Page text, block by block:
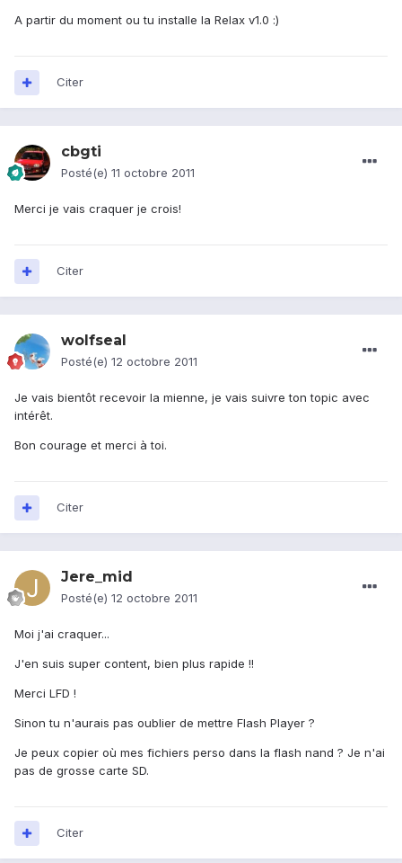
A partir du moment ou tu installe la Relax v1.0 :)
Citer
cbgti
Posté(e) 11 octobre 2011
Merci je vais craquer je crois!
Citer
wolfseal
Posté(e) 12 octobre 2011
Je vais bientôt recevoir la mienne, je vais suivre ton topic avec
intérêt.
Bon courage et merci à toi.
Citer
Jere_mid
Posté(e) 12 octobre 2011
Moi j'ai craquer...
J'en suis super content, bien plus rapide !!
Merci LFD !
Sinon tu n'aurais pas oublier de mettre Flash Player ?
Je peux copier où mes fichiers perso dans la flash nand ? Je n'ai
pas de grosse carte SD.
Citer